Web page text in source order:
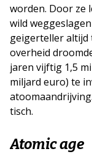
worden. Door ze
wild
geigerteller altijd
overheid
jaren vijftig 1,5
miljard euro) te
tisch.
Atomic age